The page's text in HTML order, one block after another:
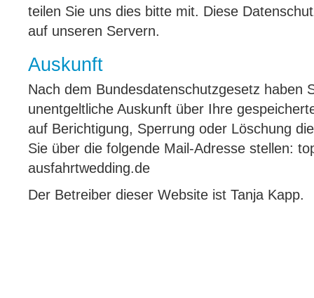
teilen Sie uns dies bitte mit. Diese
auf unseren Servern.
Auskunft
Nach dem Bundesdatenschutzgesetz haben
unentgeltliche Auskunft über Ihre
auf Berichtigung, Sperrung oder Löschung
Sie über die folgende Mail-Adresse stellen:
ausfahrtwedding.de
Der Betreiber dieser Website ist Tanja Kapp.